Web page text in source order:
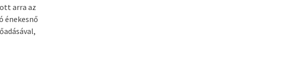
arra az
énekesnő